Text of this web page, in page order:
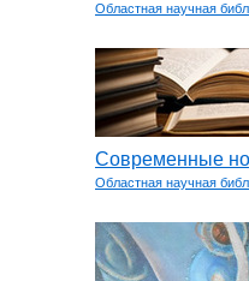
Областная научная
Современные
Областная научная